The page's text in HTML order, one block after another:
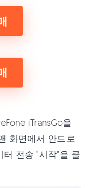
iTransGo을
화면에서 안드로
전송 "시작"을 클